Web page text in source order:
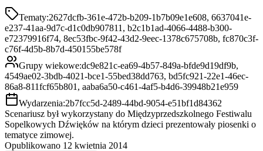
Tematy:2627dcfb-361e-472b-b209-1b7b09e1e608, 6637041e-
e237-41aa-9d7c-d1c0db907811, b2c1b1ad-4066-4488-b300-
e72379916f74, 8ec53fbc-9f42-43d2-9eec-1378c675708b, fc870c3f-
c76f-4d5b-8b7d-450155be578f
Grupy wiekowe:dc9e821c-ea69-4b57-849a-bfde9d19df9b,
4549ae02-3bdb-4021-bce1-55bed38dd763, bd5fc921-22e1-46ec-
86a8-811fcf65b801, aaba6a50-c461-4af5-b4d6-39948b21e959
Wydarzenia:2b7fcc5d-2489-44bd-9054-e51bf1d84362
Scenariusz był wykorzystany do Międzyprzedszkolnego Festiwalu
Sopelkowych Dźwięków na którym dzieci prezentowały piosenki o
tematyce zimowej.
Opublikowano 12 kwietnia 2014